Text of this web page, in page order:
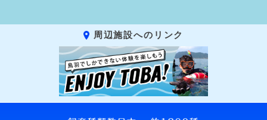
周辺施設へのリンク